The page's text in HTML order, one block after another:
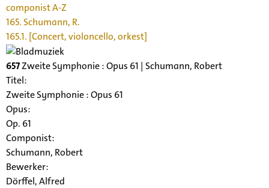
componist A-Z
165. Schumann, R.
165.1. [Concert, violoncello, orkest]
657Zweite Symphonie : Opus 61 | Schumann, Robert
Titel:
Zweite Symphonie : Opus 61
Opus:
Op. 61
Componist:
Schumann, Robert
Bewerker:
Dörffel, Alfred